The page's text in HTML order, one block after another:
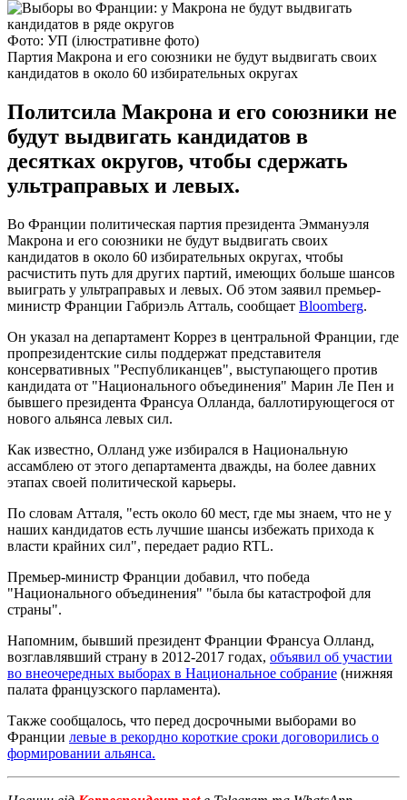
Фото: УП (ілюстративне фото)
Партия Макрона и его союзники не будут выдвигать своих
кандидатов в около 60 избирательных округах
Политсила Макрона и его союзники не
будут выдвигать кандидатов в
десятках округов, чтобы сдержать
ультраправых и левых.
Во Франции политическая партия президента Эммануэля
Макрона и его союзники не будут выдвигать своих
кандидатов в около 60 избирательных округах, чтобы
расчистить путь для других партий, имеющих больше шансов
выиграть у ультраправых и левых. Об этом заявил премьер-
министр Франции Габриэль Атталь, сообщает Bloomberg.
Он указал на департамент Коррез в центральной Франции, где
пропрезидентские силы поддержат представителя
консервативных "Республиканцев", выступающего против
кандидата от "Национального объединения" Марин Ле Пен и
бывшего президента Франсуа Олланда, баллотирующегося от
нового альянса левых сил.
Как известно, Олланд уже избирался в Национальную
ассамблею от этого департамента дважды, на более давних
этапах своей политической карьеры.
По словам Атталя, "есть около 60 мест, где мы знаем, что не у
наших кандидатов есть лучшие шансы избежать прихода к
власти крайних сил", передает радио RTL.
Премьер-министр Франции добавил, что победа
"Национального объединения" "была бы катастрофой для
страны".
Напомним, бывший президент Франции Франсуа Олланд,
возглавлявший страну в 2012-2017 годах, объявил об участии
во внеочередных выборах в Национальное собрание (нижняя
палата французского парламента).
Также сообщалось, что перед досрочными выборами во
Франции левые в рекордно короткие сроки договорились о
формировании альянса.